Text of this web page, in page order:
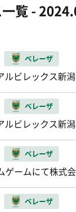
覧 -
ベレーザ
ルビレックス新
ベレーザ
ルビレックス新
ベレーザ
ゲームにて株式
ベレーザ